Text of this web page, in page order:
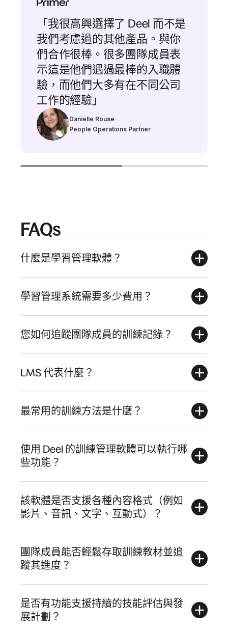
「我很高興選擇了 Deel 而不是
我們考慮過的其他產品。與你
們合作很棒。很多團隊成員表
示這是他們遇過最棒的入職體
驗，而他們大多有在不同公司
工作的經驗」
Danielle Rouse
People Operations Partner
FAQs
什麼是學習管理軟體？
學習管理系統需要多少費用？
您如何追蹤團隊成員的訓練記錄？
LMS 代表什麼？
最常用的訓練方法是什麼？
使用 Deel 的訓練管理軟體可以執行哪
些功能？
該軟體是否支援各種內容格式（例如
影片、音訊、文字、互動式）？
團隊成員能否輕鬆存取訓練教材並追
蹤其進度？
是否有功能支援持續的技能評估與發
展計劃？